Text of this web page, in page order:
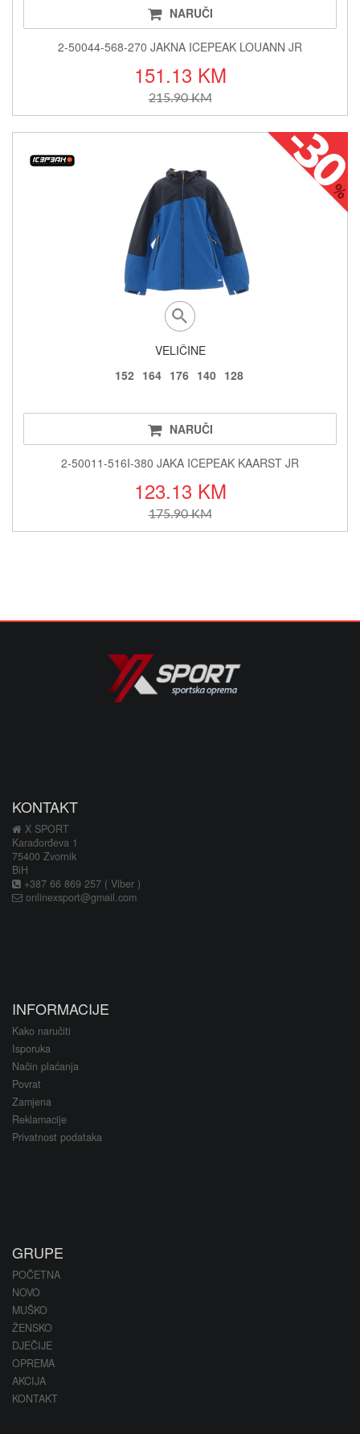
NARUČI
2-50044-568-270 JAKNA ICEPEAK LOUANN JR
151.13 KM
215.90 KM
VELIČINE
152 164 176 140 128
NARUČI
2-50011-516I-380 JAKA ICEPEAK KAARST JR
123.13 KM
175.90 KM
KONTAKT
X SPORT
Karađorđeva 1
75400 Zvornik
BiH
+387 66 869 257 ( Viber )
onlinexsport@gmail.com
INFORMACIJE
Kako naručiti
Isporuka
Način plaćanja
Povrat
Zamjena
Reklamacije
Privatnost podataka
GRUPE
POČETNA
NOVO
MUŠKO
ŽENSKO
DJEČIJE
OPREMA
AKCIJA
KONTAKT